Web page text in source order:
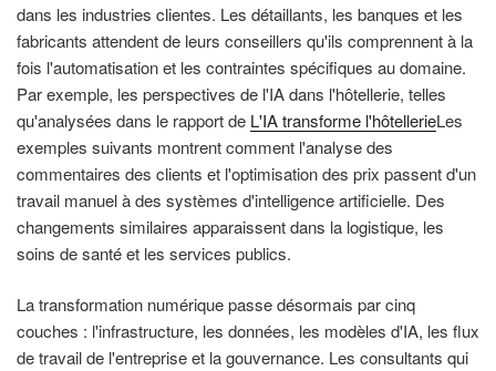
dans les industries clientes. Les détaillants, les banques et les
fabricants attendent de leurs conseillers qu'ils comprennent à la
fois l'automatisation et les contraintes spécifiques au domaine.
Par exemple, les perspectives de l'IA dans l'hôtellerie, telles
qu'analysées dans le rapport de L'IA transforme l'hôtellerieLes
exemples suivants montrent comment l'analyse des
commentaires des clients et l'optimisation des prix passent d'un
travail manuel à des systèmes d'intelligence artificielle. Des
changements similaires apparaissent dans la logistique, les
soins de santé et les services publics.
La transformation numérique passe désormais par cinq
couches : l'infrastructure, les données, les modèles d'IA, les flux
de travail de l'entreprise et la gouvernance. Les consultants qui